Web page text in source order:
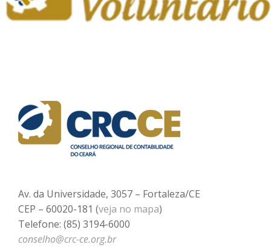
Av. da Universidade, 3057 – Fortaleza/CE
CEP – 60020-181 (veja no mapa)
Telefone: (85) 3194-6000
conselho@crc-ce.org.br